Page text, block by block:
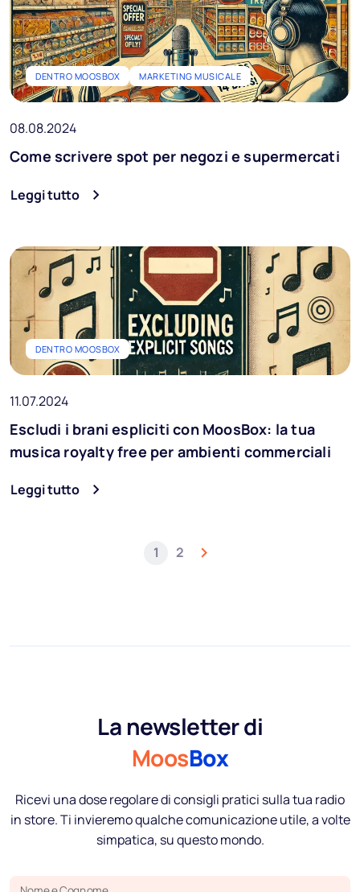
DENTRO MOOSBOX MARKETING MUSICALE
08.08.2024
Come scrivere spot per negozi e supermercati
Leggi tutto
DENTRO MOOSBOX
11.07.2024
Escludi i brani espliciti con MoosBox: la tua
musica royalty free per ambienti commerciali
Leggi tutto
1 2
La newsletter di
MoosBox
Ricevi una dose regolare di consigli pratici sulla tua radio
in store. Ti invieremo qualche comunicazione utile, a volte
simpatica, su questo mondo.